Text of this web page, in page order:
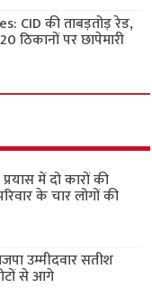
CID की ताबड़तोड़ रेड,
ठिकानों पर छापेमारी
में दो कारों की
के चार लोगों की
उम्मीदवार सतीश
से आगे